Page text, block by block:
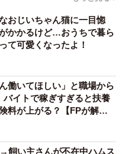
気にせず遊べる！洗濯物も
戸建ての「中庭」 ところ
かった後悔ポイント
T-BOLAN森友嵐士 にし